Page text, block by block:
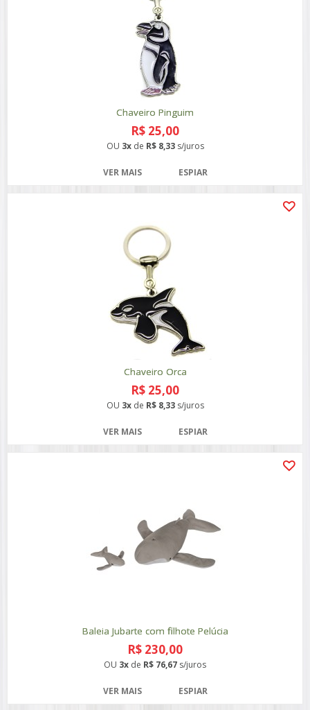
Chaveiro Pinguim
R$ 25,00
OU 3xde R$ 8,33s/juros
VER MAIS ESPIAR
Chaveiro Orca
R$ 25,00
OU 3xde R$ 8,33s/juros
VER MAIS ESPIAR
Baleia Jubarte com filhote Pelúcia
R$ 230,00
OU 3x de R$ 76,67 s/juros
VER MAIS ESPIAR